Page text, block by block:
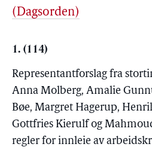
(Dagsorden)
1. (114)
Representantforslag fra
Anna Molberg, Amalie
Bøe, Margret Hagerup,
Gottfries Kierulf og
regler for innleie av